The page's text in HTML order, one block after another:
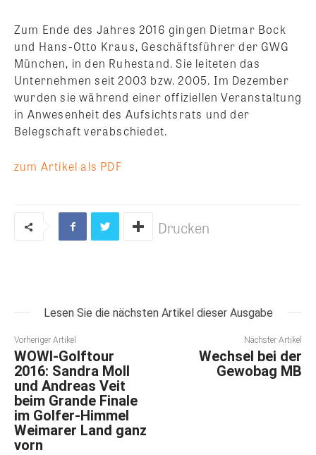
Zum Ende des Jahres 2016 gingen Dietmar Bock
und Hans-Otto Kraus, Geschäftsführer der GWG
München, in den Ruhestand. Sie leiteten das
Unternehmen seit 2003 bzw. 2005. Im Dezember
wurden sie während einer offiziellen Veranstaltung
in Anwesenheit des Aufsichtsrats und der
Belegschaft verabschiedet.
zum Artikel als PDF
Drucken
Lesen Sie die nächsten Artikel dieser Ausgabe
Vorheriger Artikel
WOWI-Golftour
2016: Sandra Moll
und Andreas Veit
beim Grande Finale
im Golfer-Himmel
Weimarer Land ganz
vorn
Nächster Artikel
Wechsel bei der
Gewobag MB